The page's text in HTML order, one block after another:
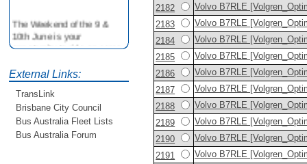
10th June is your
opportunity to ride on some
older buses doing the City
on buses previously run by
80's For more details see
http://www.qocs.org.au
External Links:
TransLink
Brisbane City Council
Bus Australia Fleet Lists
Bus Australia Forum
2182
Volvo B7RLE
2183
Volvo B7RLE
2184
Volvo B7RLE
2185
Volvo B7RLE
2186
Volvo B7RLE
2187
Volvo B7RLE
2188
Volvo B7RLE
2189
Volvo B7RLE
2190
Volvo B7RLE
2191
Volvo B7RLE